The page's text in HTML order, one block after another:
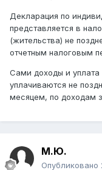
Декларация по
представляется в
(жительства) не
отчетным налоговым
Сами доходы и уплата
уплачиваются не
месяцем, по доходам
М.Ю.
Опубликовано